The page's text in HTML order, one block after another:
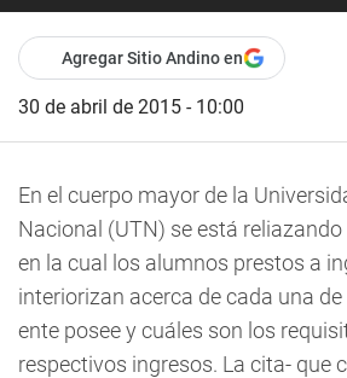
Agregar Sitio Andino en
30 de abril de 2015 - 10:00
En el cuerpo mayor de la
Nacional (UTN) se está
en la cual los alumnos prestos a
interiorizan acerca de cada una de
ente posee y cuáles son los
respectivos ingresos. La cita- que